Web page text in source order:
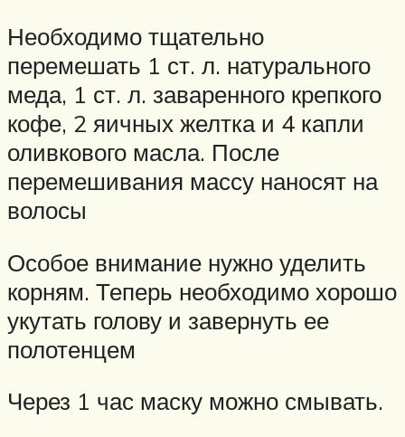
Необходимо тщательно
перемешать 1 ст. л. натурального
меда, 1 ст. л. заваренного крепкого
кофе, 2 яичных желтка и 4 капли
оливкового масла. После
перемешивания массу наносят на
волосы
Особое внимание нужно уделить
корням. Теперь необходимо хорошо
укутать голову и завернуть ее
полотенцем
Через 1 час маску можно смывать.